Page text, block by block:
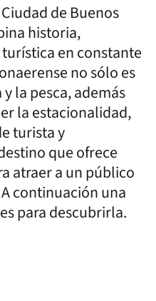
de Buenos
historia,
en constante
no sólo es
la pesca, además
la estacionalidad,
turista y
que ofrece
atraer a un público
continuación una
para descubrirla.